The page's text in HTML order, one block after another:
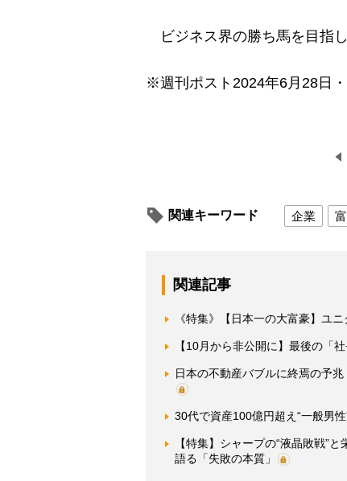
ビジネス界の勝ち馬を目指
※週刊ポスト2024年6月28日
関連キーワード 企業
関連記事
《特集》【日本一の大富豪】ユ
【10月から非公開に】最後の「
日本の不動産バブルに終焉の予
30代で資産100億円超え“一般男
【特集】シャープの“液晶敗戦”
語る「失敗の本質」